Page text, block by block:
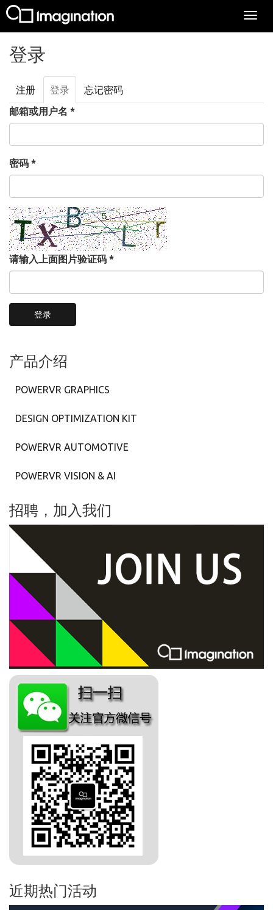
登录
主标签
注册 登录 （活
动标
忘记密码
邮箱或用户名 *
密码 *
请输入上面图片验证码 *
登录
产品介绍
POWERVR GRAPHICS
DESIGN OPTIMIZATION KIT
POWERVR AUTOMOTIVE
POWERVR VISION & AI
招聘，加入我们
近期热门活动